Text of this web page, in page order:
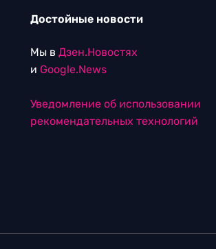
Достойные новости
Мы в Дзен.Новостях
и Google.News
Уведомление об использовании
рекомендательных технологий